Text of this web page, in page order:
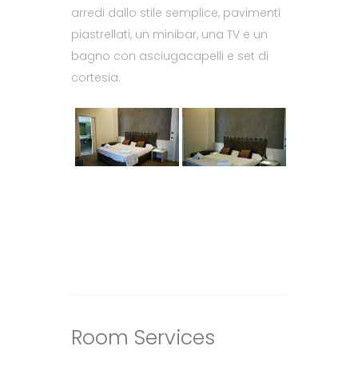
arredi dallo stile semplice, pavimenti
piastrellati, un minibar, una TV e un
bagno con asciugacapelli e set di
cortesia.
Room Services